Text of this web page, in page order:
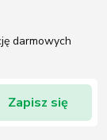
darmowych